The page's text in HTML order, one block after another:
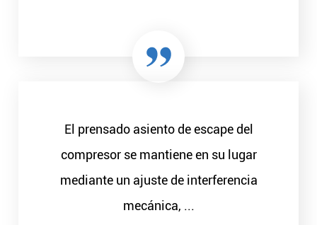
El prensado asiento de escape del
compresor se mantiene en su lugar
mediante un ajuste de interferencia
mecánica, ...